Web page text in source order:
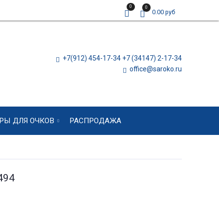
0 0
0.00 руб
+7(912) 454-17-34 +7 (34147) 2-17-34
office@saroko.ru
ДЛЯ ОЧКОВ РАСПРОДАЖА